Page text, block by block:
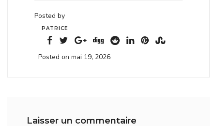
Posted by
PATRICE
Posted on mai 19, 2026
Laisser un commentaire